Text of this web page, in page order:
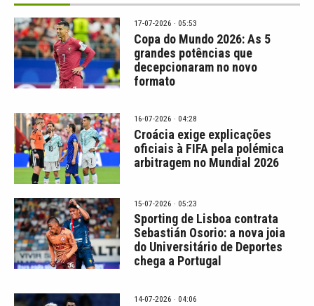
17-07-2026 · 05:53
Copa do Mundo 2026: As 5
grandes potências que
decepcionaram no novo
formato
16-07-2026 · 04:28
Croácia exige explicações
oficiais à FIFA pela polémica
arbitragem no Mundial 2026
15-07-2026 · 05:23
Sporting de Lisboa contrata
Sebastián Osorio: a nova joia
do Universitário de Deportes
chega a Portugal
14-07-2026 · 04:06